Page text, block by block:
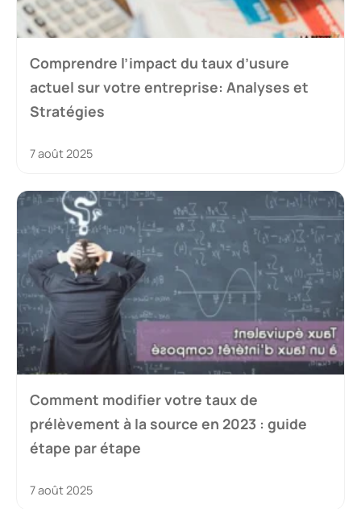
Comprendre l’impact du taux d’usure
actuel sur votre entreprise: Analyses et
Stratégies
7 août 2025
Comment modifier votre taux de
prélèvement à la source en 2023 : guide
étape par étape
7 août 2025